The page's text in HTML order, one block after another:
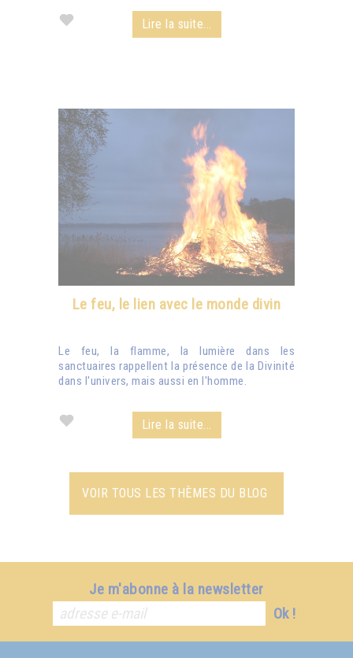
Lire la suite...
Le feu, le lien avec le monde divin
Le feu, la flamme, la lumière dans les
sanctuaires rappellent la présence de la Divinité
dans l'univers, mais aussi en l'homme.
Lire la suite...
VOIR TOUS LES THÈMES DU BLOG
Je m'abonne à la newsletter
Ok !